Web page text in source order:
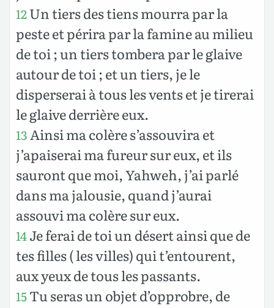
12Un tiers des tiens mourra par la
peste et périra par la famine au milieu
de toi ; un tiers tombera par le glaive
autour de toi ; et un tiers, je le
disperserai à tous les vents et je tirerai
le glaive derrière eux.
13Ainsi ma colère s’assouvira et
j’apaiserai ma fureur sur eux, et ils
sauront que moi, Yahweh, j’ai parlé
dans ma jalousie, quand j’aurai
assouvi ma colère sur eux.
14Je ferai de toi un désert ainsi que de
tes filles ( les villes) qui t’entourent,
aux yeux de tous les passants.
15Tu seras un objet d’opprobre, de